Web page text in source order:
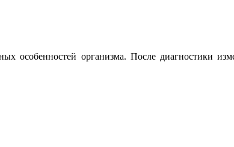
организма. После диагностики